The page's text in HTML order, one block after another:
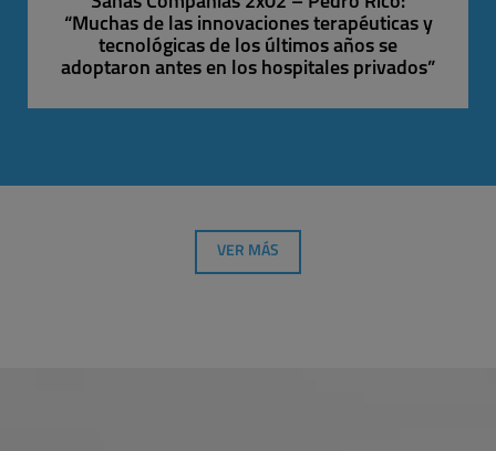
“Muchas de las innovaciones terapéuticas y
tecnológicas de los últimos años se
adoptaron antes en los hospitales privados”
VER MÁS